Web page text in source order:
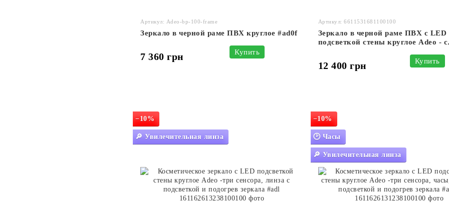
Артикул: Adeo-bp-100-frame
Зеркало в черной раме ПВХ круглое #ad0f
7 360 грн Купить
Артикул: 6611531681100100
Зеркало в черной раме ПВХ с LED
подсветкой стены круглое Adeo - с
12 400 грн Купить
−10%
🔎 Увилечительная линза
−10%
🕑 Часы
🔎 Увилечительная линза